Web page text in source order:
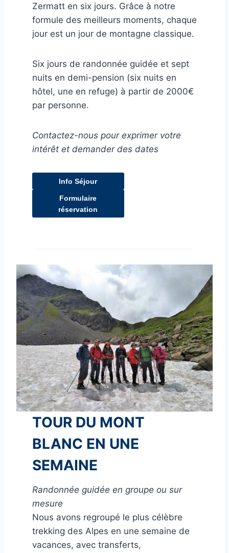
Zermatt en six jours. Grâce à notre
formule des meilleurs moments, chaque
jour est un jour de montagne classique.
Six jours de randonnée guidée et sept
nuits en demi-pension (six nuits en
hôtel, une en refuge) à partir de 2000€
par personne.
Contactez-nous pour exprimer votre
intérêt et demander des dates
Info Séjour
Formulaire
réservation
TOUR DU MONT
BLANC EN UNE
SEMAINE
Randonnée guidée en groupe ou sur
mesure
Nous avons regroupé le plus célèbre
trekking des Alpes en une semaine de
vacances, avec transferts,